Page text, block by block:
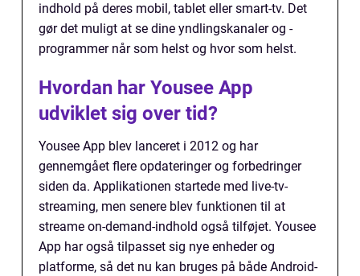
indhold på deres mobil, tablet eller smart-tv. Det
gør det muligt at se dine yndlingskanaler og -
programmer når som helst og hvor som helst.
Hvordan har Yousee App
udviklet sig over tid?
Yousee App blev lanceret i 2012 og har
gennemgået flere opdateringer og forbedringer
siden da. Applikationen startede med live-tv-
streaming, men senere blev funktionen til at
streame on-demand-indhold også tilføjet. Yousee
App har også tilpasset sig nye enheder og
platforme, så det nu kan bruges på både Android-